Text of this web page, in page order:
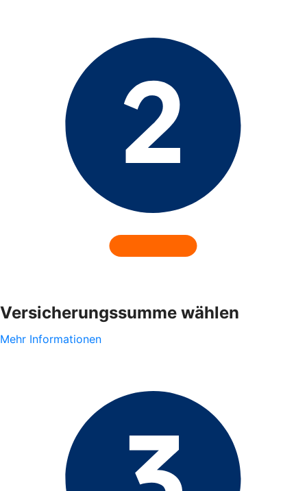
Versicherungssumme wählen
Mehr Informationen